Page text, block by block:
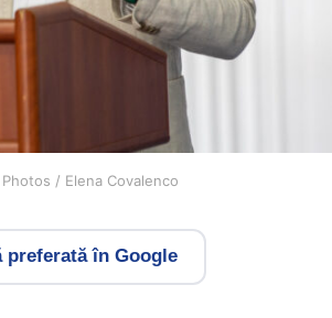
/ Elena Covalenco
preferată în Google